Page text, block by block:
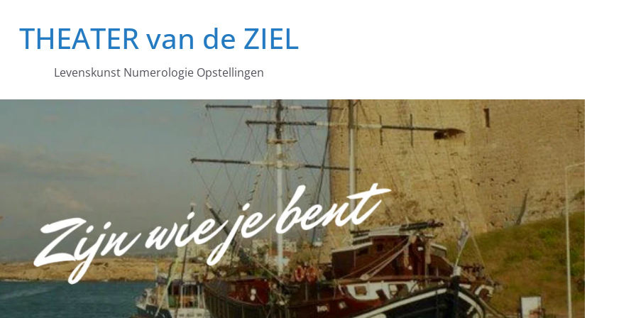
THEATER van de ZIEL
Levenskunst Numerologie Opstellingen